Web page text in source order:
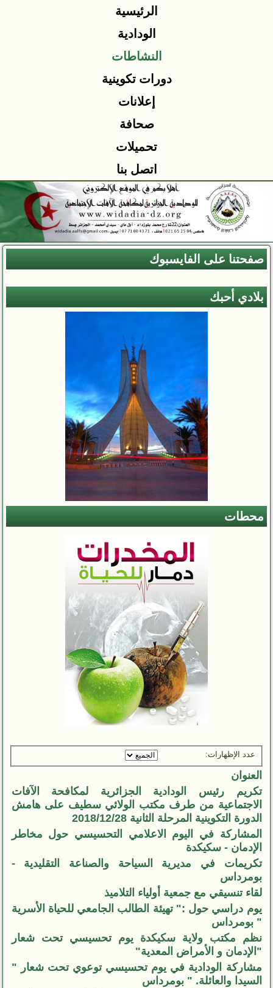
الرئيسية
الودادية
النشاطات
دورات تكوينية
إعلانات
صحافة
تحميلات
اتصل بنا
صفحتنا على الفايسبوك
بلادي أحبك
محطات
عدد الإظهارات:
العنوان
تكريم رئيس الودادية الجزائرية لمكافحة الآفات
الاجتماعية من طرف مكتب الولائي سطيف على هامش
الدورة التكوينية المرحلة الثانية 2018/12/28
المشاركة في اليوم الاعلامي التحسيسي حول مخاطر
الإدمان - سكيكدة
تكريمات في مديرية السياحة والصناعة التقليدية -
بومرداس
لقاء تنسيقي مع جمعية أولياء التلاميذ
يوم دراسي حول :" تهيئة الطالب الجامعي للحياة الأسرية
" بومرداس
نظم مكتب ولاية سكيكدة يوم تحسيسي تحت شعار
"الإدمان و الأمراض المعدية"
مشاركة الودادية في يوم تحسيسي توعوي تحت شعار "
السيدا والعائلة. " بومرداس